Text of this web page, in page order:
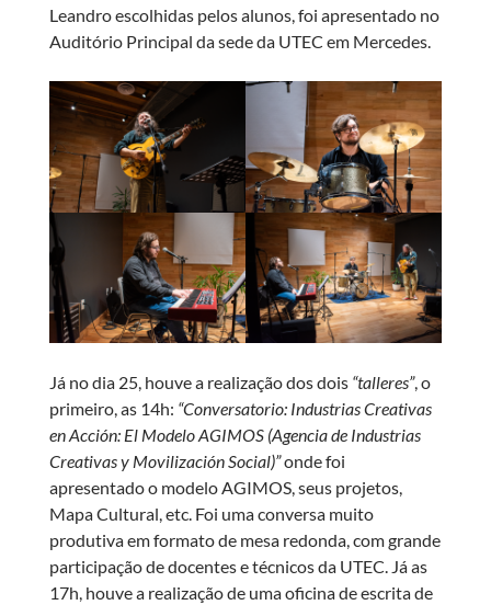
Leandro escolhidas pelos alunos, foi apresentado no
Auditório Principal da sede da UTEC em Mercedes.
Já no dia 25, houve a realização dos dois “talleres”, o
primeiro, as 14h: “Conversatorio: Industrias Creativas
en Acción: El Modelo AGIMOS (Agencia de Industrias
Creativas y Movilización Social)”onde foi
apresentado o modelo AGIMOS, seus projetos,
Mapa Cultural, etc. Foi uma conversa muito
produtiva em formato de mesa redonda, com grande
participação de docentes e técnicos da UTEC. Já as
17h, houve a realização de uma oficina de escrita de